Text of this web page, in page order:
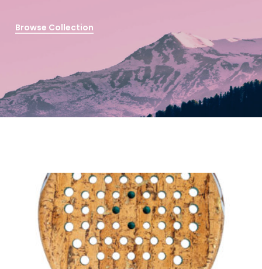
Browse Collection